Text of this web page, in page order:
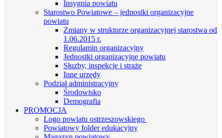
Insygnia powiatu
Starostwo Powiatowe – jednostki organizacyjne
powiatu
Zmiany w strukturze organizacyjnej starostwa od
1.06.2015 r.
Regulamin organizacyjny
Jednostki organizacyjne powiatu
Słuzby, inspekcje i straże
Inne urzędy
Podział administracyjny
Środowisko
Demografia
PROMOCJA
Logo powiatu ostrzeszowskiego
Powiatowy folder edukacyjny